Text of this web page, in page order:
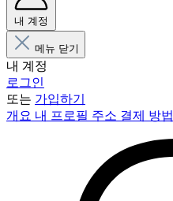
내 계정
메뉴 닫기
내 계정
로그인
또는 가입하기
개요 내 프로필 주소 결제 방법